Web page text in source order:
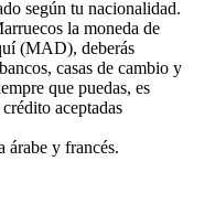
según tu nacionalidad.
la moneda de
(MAD), deberás
casas de cambio y
que puedas, es
aceptadas
árabe y francés.